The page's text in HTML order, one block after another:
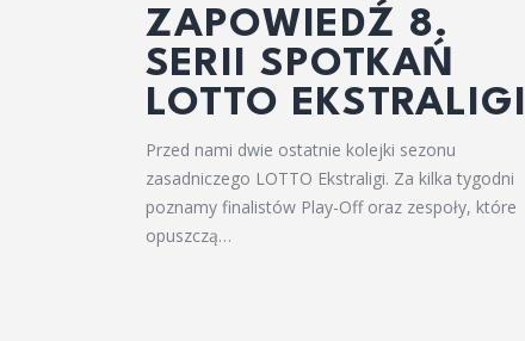
ZAPOWIEDŹ 8.
SERII SPOTKAŃ
LOTTO EKSTRALIGI
Przed nami dwie ostatnie kolejki sezonu
zasadniczego LOTTO Ekstraligi. Za kilka tygodni
poznamy finalistów Play-Off oraz zespoły, które
opuszczą…